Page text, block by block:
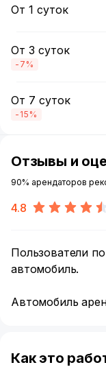
От 1 суток
От 3 суток
-7%
От 7 суток
-15%
Отзывы и
90% арендаторов
4.8
Пользователи
автомобиль.
Автомобиль
Как это